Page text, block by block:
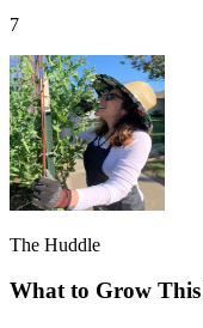
7
The Huddle
What to Grow